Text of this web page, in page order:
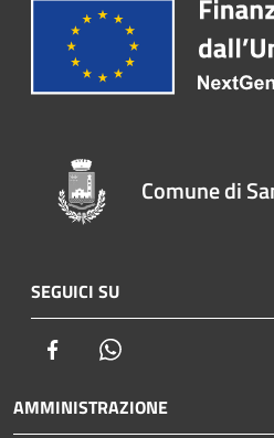
Comune di
SEGUICI SU
Facebook
AMMINISTRAZIONE